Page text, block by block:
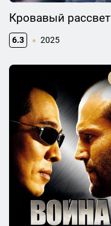
Кровавый рассвет
6.3 2025